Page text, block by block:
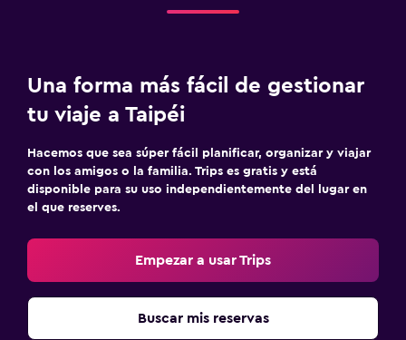
Una forma más fácil de gestionar
tu viaje a Taipéi
Hacemos que sea súper fácil planificar, organizar y viajar
con los amigos o la familia. Trips es gratis y está
disponible para su uso independientemente del lugar en
el que reserves.
Empezar a usar Trips
Buscar mis reservas